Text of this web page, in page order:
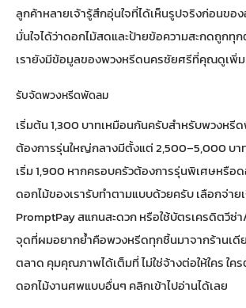
ลูกค้าหลายเจ้ารู้สึกอุ่นใจที่ได้เห็นรูปจริงก่อนขอ
มั่นใจได้ว่าดอกไม้สดและป้ายข้อความสะกดถูกทุก
เรายังมีข้อมูลของพวงหรีดนครชัยศรีที่คุณดูเพิ่ม
รับจัดพวงหรีดพัดลม
เริ่มต้น 1,300 บาทเหมือนกันครับสำหรับพวงหรี
ต้องการรุ่นใหญ่กลางมีตั้งแต่ 2,500–5,000 บ
เริ่ม 1,900 หากครอบครัวต้องการรุ่นพิเศษหรือ
ดอกไม้ของเรารับทำตามแบบด้วยครับ เลือกจ่าย
PromptPay สแกนสะดวก หรือใช้บัตรเครดิตวีซ่
จุดที่ผมอยากย้ำคือพวงหรีดทุกชิ้นมาจากร้านเดี
ตลาด คุมคุณภาพได้เต็มที่ ไม่ใช่จ้างต่อให้ใคร ใค
ดอกไม้งานศพแบบอื่นๆ คลิกเข้าไปอ่านได้เลย